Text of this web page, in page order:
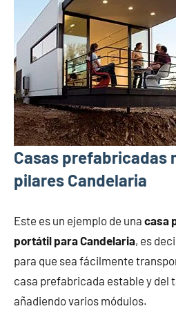
Casas prefabricadas
pilares Candelaria
Este es un ejemplo de una casa
portátil para Candelaria, es
para que sea fácilmente
casa prefabricada estable y del
añadiendo varios módulos.